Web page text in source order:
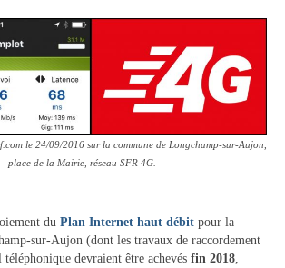
de salles
funéraires
du Conseil municipal
le 24/09/2016 sur la commune de Longchamp-sur-Aujon,
place de la Mairie, réseau SFR 4G.
du Plan Internet haut débit pour la
sur-Aujon (dont les travaux de raccordement
devraient être achevés fin 2018,